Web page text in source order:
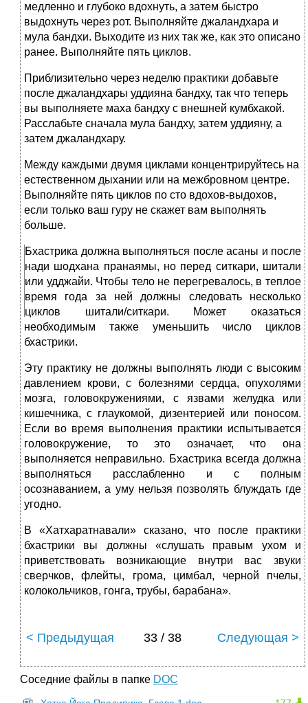
медленно и глубоко вдохнуть, а затем быстро
выдохнуть через рот. Выполняйте джаландхара и
мула бандхи. Выходите из них так же, как это описано
ранее. Выполняйте пять циклов.
Приблизительно через неделю практики добавьте
после джаландхары уддияна бандху, так что теперь
вы выполняете маха бандху с внешней кумбхакой.
Расслабьте сначала мула бандху, затем уддияну, а
затем джаландхару.
Между каждыми двумя циклами концентрируйтесь на
естественном дыхании или на межбровном центре.
Выполняйте пять циклов по сто вдохов-выдохов,
если только ваш гуру не скажет вам выполнять
больше.
Бхастрика должна выполняться после асаны и после
нади шодхана пранаямы, но перед ситкари, шитали
или удджайи. Чтобы тело не перегревалось, в теплое
время года за ней должны следовать несколько
циклов шитали/ситкари. Может оказаться
необходимым также уменьшить число циклов
бхастрики.
Эту практику не должны выполнять люди с высоким
давлением крови, с болезнями сердца, опухолями
мозга, головокружениями, с язвами желудка или
кишечника, с глаукомой, дизентерией или поносом.
Если во время выполнения практики испытывается
головокружение, то это означает, что она
выполняется неправильно. Бхастрика всегда должна
выполняться расслабленно и с полным
осознаванием, а уму нельзя позволять блуждать где
угодно.
В «Хатхаратнавали» сказано, что после практики
бхастрики вы должны «слушать правым ухом и
приветствовать возникающие внутри вас звуки
сверчков, флейты, грома, цимбал, черной пчелы,
колокольчиков, гонга, трубы, барабана».
< Предыдущая 33 / 38 Следующая >
Соседние файлы в папке DOC